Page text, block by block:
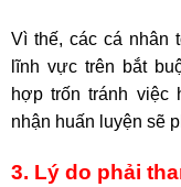
Vì thế, các cá nhân
lĩnh vực trên bắt
hợp trốn tránh việc
nhận huấn luyện sẽ
3. Lý do phải